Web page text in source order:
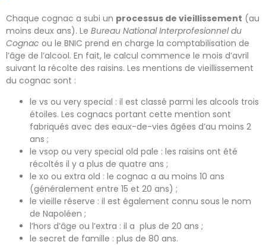
Chaque cognac a subi un processus de vieillissement (au
moins deux ans). Le Bureau National Interprofesionnel du
Cognac ou le BNIC prend en charge la comptabilisation de
l’âge de l’alcool. En fait, le calcul commence le mois d’avril
suivant la récolte des raisins. Les mentions de vieillissement
du cognac sont :
le vs ou very special : il est classé parmi les alcools trois
étoiles. Les cognacs portant cette mention sont
fabriqués avec des eaux-de-vies âgées d’au moins 2
ans ;
le vsop ou very special old pale : les raisins ont été
récoltés il y a plus de quatre ans ;
le xo ou extra old : le cognac a au moins 10 ans
(généralement entre 15 et 20 ans) ;
le vieille réserve : il est également connu sous le nom
de Napoléen ;
l’hors d’âge ou l’extra : il a plus de 20 ans ;
le secret de famille : plus de 80 ans.